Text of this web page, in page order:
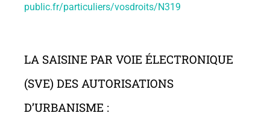
public.fr/particuliers/vosdroits/N319
LA SAISINE PAR VOIE ÉLECTRONIQUE
(SVE) DES AUTORISATIONS
D’URBANISME :